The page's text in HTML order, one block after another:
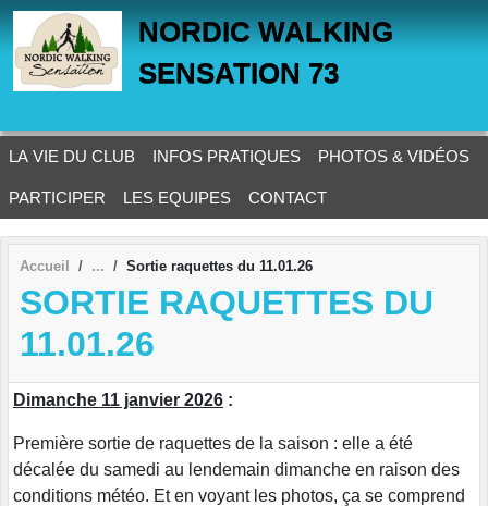
NORDIC WALKING
SENSATION 73
LA VIE DU CLUB INFOS PRATIQUES PHOTOS & VIDÉOS
PARTICIPER LES EQUIPES CONTACT
Accueil Sortie raquettes du 11.01.26
SORTIE RAQUETTES DU
11.01.26
Dimanche 11 janvier 2026 :
Première sortie de raquettes de la saison : elle a été
décalée du samedi au lendemain dimanche en raison des
conditions météo. Et en voyant les photos, ça se comprend
Panneau de gestion des cookies